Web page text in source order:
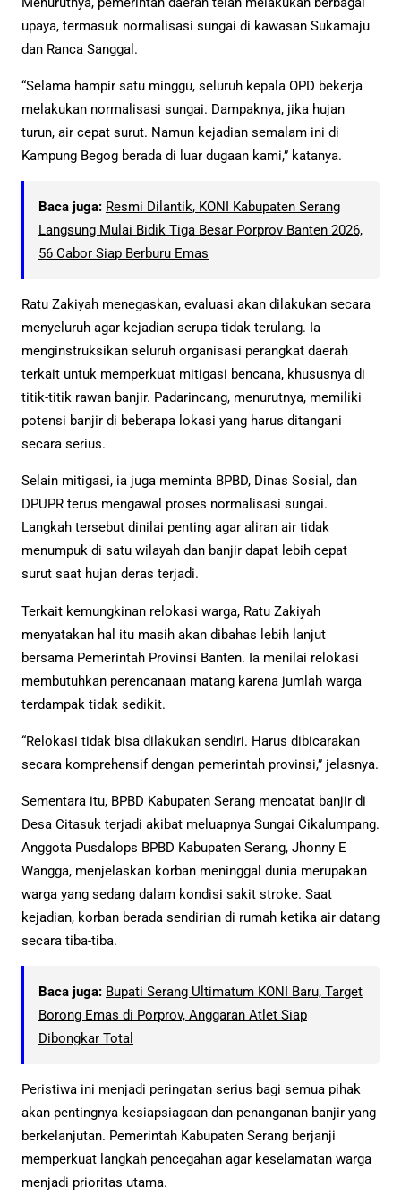
upaya, termasuk normalisasi sungai di kawasan Sukamaju
dan Ranca Sanggal.
“Selama hampir satu minggu, seluruh kepala OPD bekerja
melakukan normalisasi sungai. Dampaknya, jika hujan
turun, air cepat surut. Namun kejadian semalam ini di
Kampung Begog berada di luar dugaan kami,” katanya.
Baca juga: Resmi Dilantik, KONI Kabupaten Serang
Langsung Mulai Bidik Tiga Besar Porprov Banten 2026,
56 Cabor Siap Berburu Emas
Ratu Zakiyah menegaskan, evaluasi akan dilakukan secara
menyeluruh agar kejadian serupa tidak terulang. Ia
menginstruksikan seluruh organisasi perangkat daerah
terkait untuk memperkuat mitigasi bencana, khususnya di
titik-titik rawan banjir. Padarincang, menurutnya, memiliki
potensi banjir di beberapa lokasi yang harus ditangani
secara serius.
Selain mitigasi, ia juga meminta BPBD, Dinas Sosial, dan
DPUPR terus mengawal proses normalisasi sungai.
Langkah tersebut dinilai penting agar aliran air tidak
menumpuk di satu wilayah dan banjir dapat lebih cepat
surut saat hujan deras terjadi.
Terkait kemungkinan relokasi warga, Ratu Zakiyah
menyatakan hal itu masih akan dibahas lebih lanjut
bersama Pemerintah Provinsi Banten. Ia menilai relokasi
membutuhkan perencanaan matang karena jumlah warga
terdampak tidak sedikit.
“Relokasi tidak bisa dilakukan sendiri. Harus dibicarakan
secara komprehensif dengan pemerintah provinsi,” jelasnya.
Sementara itu, BPBD Kabupaten Serang mencatat banjir di
Desa Citasuk terjadi akibat meluapnya Sungai Cikalumpang.
Anggota Pusdalops BPBD Kabupaten Serang, Jhonny E
Wangga, menjelaskan korban meninggal dunia merupakan
warga yang sedang dalam kondisi sakit stroke. Saat
kejadian, korban berada sendirian di rumah ketika air datang
secara tiba-tiba.
Baca juga: Bupati Serang Ultimatum KONI Baru, Target
Borong Emas di Porprov, Anggaran Atlet Siap
Dibongkar Total
Peristiwa ini menjadi peringatan serius bagi semua pihak
akan pentingnya kesiapsiagaan dan penanganan banjir yang
berkelanjutan. Pemerintah Kabupaten Serang berjanji
memperkuat langkah pencegahan agar keselamatan warga
menjadi prioritas utama.